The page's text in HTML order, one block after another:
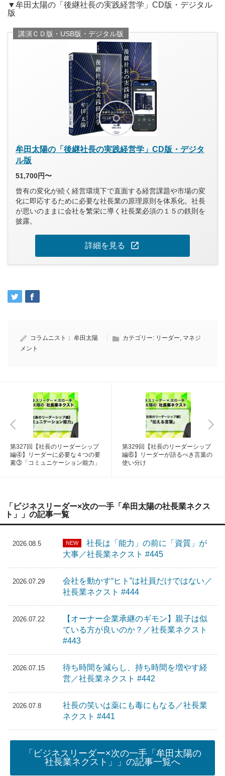
▼牟田太陽の「後継社長の実践経営学」CD版・デジタル
版
講演ＣＤ版・USB版・デジタル版
牟田太陽の「後継社長の実践経営学」CD版・デジタ
ル版
51,700円〜
曾有の変化が続く経営環境下で直面する経営課題や市場の変
化に即応するために必要な社長業の原理原則を体系化。社長
が思いのままに会社を繁栄に導く社長業必須の１５の鉄則を
披露。
詳細を見る open_in_new
コラムニスト： 牟田太陽 カテゴリー: リーダー, マネジ
メント
第327回【社長のリーダーシップ
編④】リーダーに必要な４つの要
素③「コミュニケーション能力」
第329回【社長のリーダーシップ
編⑥】リーダーが語るべき言葉の
使い分け
「ビジネスリーダー×次の一手「牟田太陽の社長業ネクス
ト」」の記事一覧
2026.08.5 NEW
社長は「能力」の前に「資質」が
大事／社長業ネクスト #445
2026.07.29
会社を動かす“ヒト”は社員だけではない／
社長業ネクスト #444
2026.07.22
【オーナー企業承継のギモン】親子は似
ている方が良いのか？／社長業ネクスト
#443
2026.07.15
待ち時間を減らし、持ち時間を増やす経
営／社長業ネクスト #442
2026.07.8
社長の笑いは薬にも毒にもなる／社長業
ネクスト #441
「ビジネスリーダー×次の一手「牟田太陽の
社長業ネクスト」」の記事一覧へ